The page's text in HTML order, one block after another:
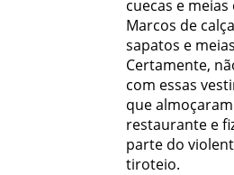
cuecas e meias
Marcos de
sapatos e
Certamente,
com essas
que
restaurante e
parte do
tiroteio.